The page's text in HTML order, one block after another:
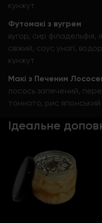
кунжут
Футомакі з вугрем
вугор, сир філадельфія,
свіжий, соус унагі,
кунжут
Макі з Печеним
лосось запечений,
тоннато, рис японський
Ідеальне